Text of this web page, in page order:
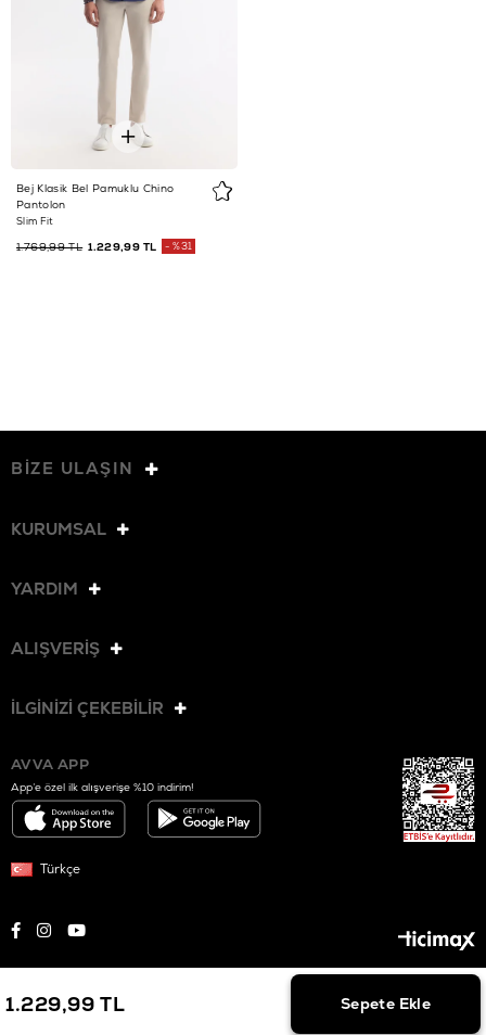
Bej Klasik Bel Pamuklu Chino
Pantolon
Slim Fit
1.229,99 TL
1.769,99 TL %31
1.229,99 TL
BİZE ULAŞIN
KURUMSAL
YARDIM
ALIŞVERİŞ
İLGİNİZİ ÇEKEBİLİR
AVVA APP
App’e özel ilk alışverişe %10 indirim!
Türkçe